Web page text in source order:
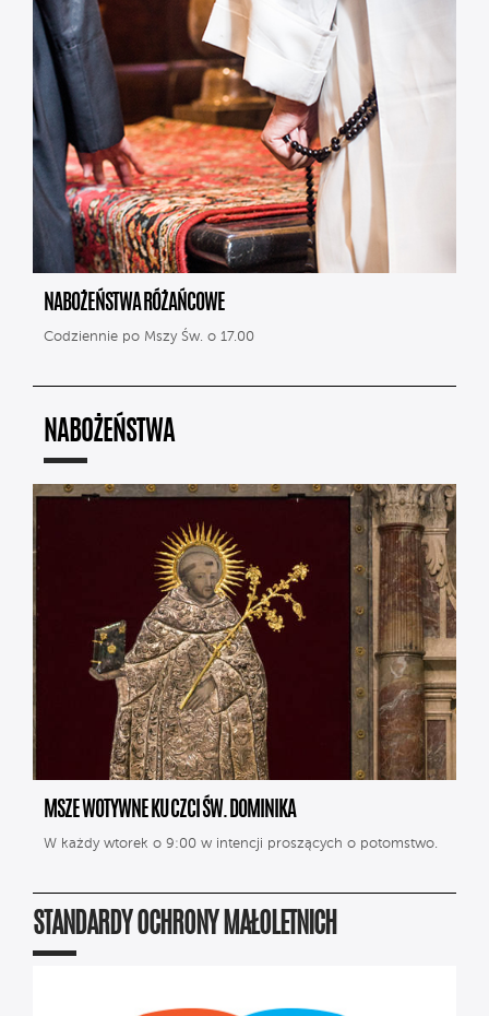
NABOŻEŃSTWA RÓŻAŃCOWE
Codziennie po Mszy Św. o 17.00
NABOŻEŃSTWA
MSZE WOTYWNE KU CZCI ŚW. DOMINIKA
W każdy wtorek o 9:00 w intencji proszących o potomstwo.
STANDARDY OCHRONY MAŁOLETNICH